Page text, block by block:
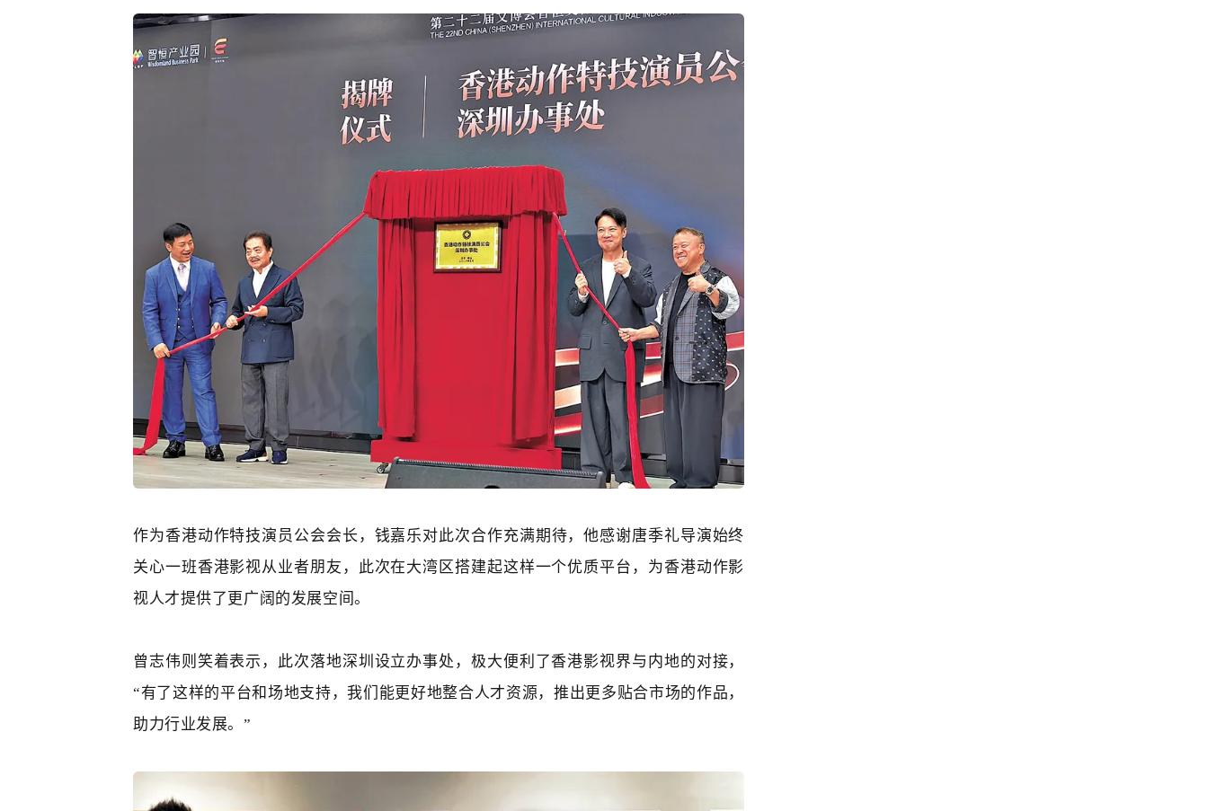
作为香港动作特技演员公会会长， 钱嘉乐对此次合作充满期待，他感谢唐季礼导演始终
关心一班香港影视从业者朋友，此次在大湾区搭建起这样一个优质平台，为香港动作影
视人才提供了更广阔的发展空间。
曾志伟则笑着表示，此次落地深圳设立办事处，极大便利了香港影视界与内地的对接，
“有了这样的平台和场地支持，我们能更好地整合人才资源，推出更多贴合市场的作品，
助力行业发展。”